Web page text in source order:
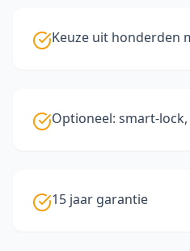
Keuze uit honderden
Optioneel: smart-
15 jaar garantie